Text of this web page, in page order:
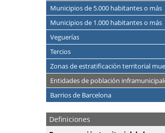
Municipios de 5.000 habitantes o más
Municipios de 1.000 habitantes o más
Veguerías
Tercios
Zonas de estratificación territorial
Entidades de población
Barrios de Barcelona
Definiciones